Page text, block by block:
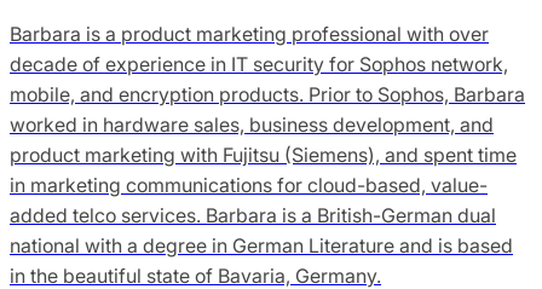
Barbara is a product marketing professional with over
decade of experience in IT security for Sophos network,
mobile, and encryption products. Prior to Sophos, Barbara
worked in hardware sales, business development, and
product marketing with Fujitsu (Siemens), and spent time
in marketing communications for cloud-based, value-
added telco services. Barbara is a British-German dual
national with a degree in German Literature and is based
in the beautiful state of Bavaria, Germany.